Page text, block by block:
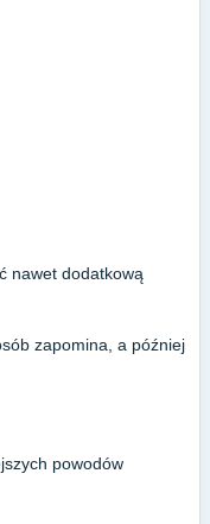
nawet dodatkową
zapomina, a później
powodów